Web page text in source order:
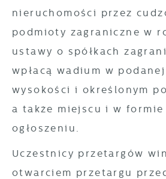
nieruchomości przez
podmioty zagraniczne w
ustawy o spółkach
wpłacą wadium w
wysokości i określonym
a także miejscu i w
ogłoszeniu.
Uczestnicy przetargów
otwarciem przetargu